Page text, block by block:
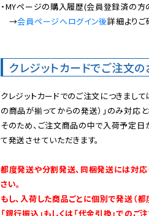
・MYページの購入履歴(会員登録済の方
→会員ページへログイン後詳細よりご
クレジットカードでご注文
クレジットカードでのご注文につきまし
の商品が揃ってからの発送）」のみ対応と
そのため、ご注文商品の中で入荷予定日
て発送させていただきます。
都度発送や分割発送、同梱発送には対応
さい。
もし、入荷した商品ごとに個別で発送（
「銀行振込」もしくは「代金引換」でのご